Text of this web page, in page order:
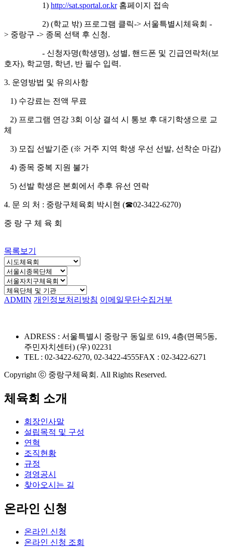
1) http://sat.sportal.or.kr 홈페이지 접속
2) (학교 밖) 프로그램 클릭-> 서울특별시체육회 -
> 중랑구 -> 종목 선택 후 신청.
- 신청자명(학생명), 성별, 핸드폰 및 긴급연락처(보
호자), 학교명, 학년 , 반 필수 입력.
3. 운영방법 및 유의사항
1) 수강료는 전액 무료
2) 프로그램 연강 3회 이상 결석 시 통보 후 대기학생으로 교
체
3) 모집 선발기준 (※ 거주 지역 학생 우선 선발, 선착순 마감)
4) 종목 중복 지원 불가
5) 선발 학생은 본회에서 추후 유선 연락
4. 문 의 처 : 중랑구체육회 박시현 (☎02-3422-6270)
중 랑 구 체 육 회
목록보기
ADMIN 개인정보처리방침 이메일무단수집거부
ADRESS : 서울특별시 중랑구 동일로 619, 4층(면목5동,
주민자치센터) (우) 02231
TEL : 02-3422-6270, 02-3422-4555FAX : 02-3422-6271
Copyright ⓒ 중랑구체육회. All Rights Reserved.
체육회 소개
회장인사말
설립목적 및 구성
연혁
조직현황
규정
경영공시
찾아오시는 길
온라인 신청
온라인 신청
온라인 신청 조회